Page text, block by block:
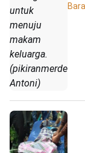
untuk
menuju
makam
keluarga.
Antoni)